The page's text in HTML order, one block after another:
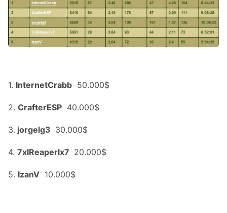
1. InternetCrabb 50.000$
2. CrafterESP 40.000$
3. jorgelg3 30.000$
4. 7xlReaperlx7 20.000$
5. IzanV 10.000$